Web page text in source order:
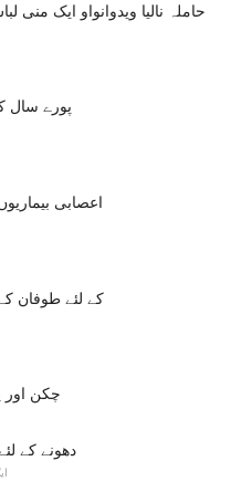
حاملہ نالیا ویدوانواو ایک منی
پورے سال
اعصابی
2015 کے لئے
چکن اور
دھونے کے